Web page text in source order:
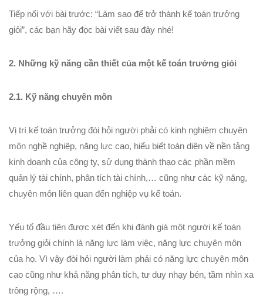
Tiếp nối với bài trước: “Làm sao để trở thành kế toán trưởng
giỏi”, các bạn hãy đọc bài viết sau đây nhé!
2. Những kỹ năng cần thiết của một kế toán trưởng giỏi
2.1. Kỹ năng chuyên môn
Vị trí kế toán trưởng đòi hỏi người phải có kinh nghiệm chuyên
môn nghề nghiệp, năng lực cao, hiểu biết toàn diện về nền tảng
kinh doanh của công ty, sử dụng thành thạo các phần mềm
quản lý tài chính, phân tích tài chính,… cũng như các kỹ năng,
chuyên môn liên quan đến nghiệp vụ kế toán.
Yếu tố đầu tiên được xét đến khi đánh giá một người kế toán
trưởng giỏi chính là năng lực làm việc, năng lực chuyên môn
của họ. Vì vậy đòi hỏi người làm phải có năng lực chuyên môn
cao cũng như khả năng phân tích, tư duy nhạy bén, tầm nhìn xa
trông rộng, ….